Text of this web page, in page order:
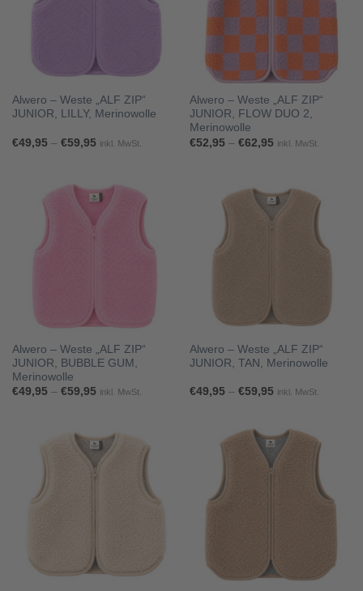
Alwero – Weste „ALF ZIP“
JUNIOR, LILLY, Merinowolle
€49,95 – €59,95Preisspanne:
inkl. MwSt.
Alwero – Weste „ALF ZIP“
JUNIOR, FLOW DUO 2,
Merinowolle
€52,95 – €62,95Preisspanne:
inkl. MwSt.
Alwero – Weste „ALF ZIP“
JUNIOR, BUBBLE GUM,
Merinowolle
€49,95 – €59,95Preisspanne:
inkl. MwSt.
Alwero – Weste „ALF ZIP“
JUNIOR, TAN, Merinowolle
€49,95 – €59,95Preisspanne:
inkl. MwSt.